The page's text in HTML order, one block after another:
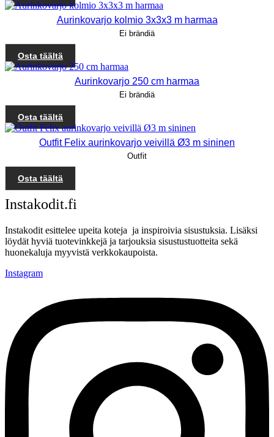
Aurinkovarjo kolmio 3x3x3 m harmaa
Ei brändiä
Osta täältä
Aurinkovarjo 250 cm harmaa
Ei brändiä
Osta täältä
Outfit Felix aurinkovarjo veivillä Ø3 m sininen
Outfit
Osta täältä
Instakodit.fi
Instakodit esittelee upeita koteja ja inspiroivia sisustuksia. Lisäksi
löydät hyviä tuotevinkkejä ja tarjouksia sisustustuotteita sekä
huonekaluja myyvistä verkkokaupoista.
Instagram